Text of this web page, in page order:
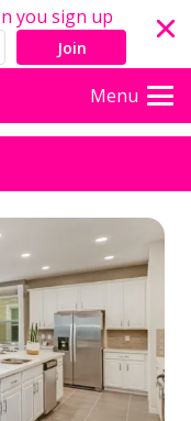
you sign up
Join
Menu